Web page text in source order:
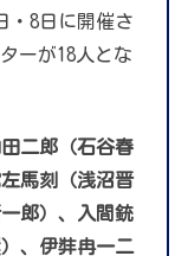
・8日に開催さ
ーが18人とな
二郎（石谷春
馬刻（浅沼晋
郎）、入間銃
、伊弉冉一二